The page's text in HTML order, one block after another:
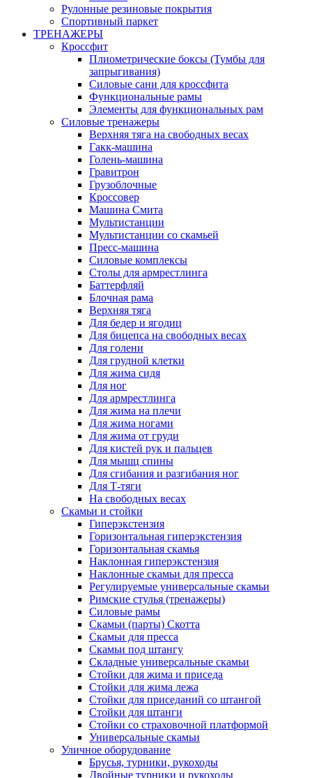
Рулонные резиновые покрытия
Спортивный паркет
ТРЕНАЖЕРЫ
Кроссфит
Плиометрические боксы (Тумбы для
запрыгивания)
Силовые сани для кроссфита
Функциональные рамы
Элементы для функциональных рам
Силовые тренажеры
Верхняя тяга на свободных весах
Гакк-машина
Голень-машина
Гравитрон
Грузоблочные
Кроссовер
Машина Смита
Мультистанции
Мультистанции со скамьей
Пресс-машина
Силовые комплексы
Столы для армрестлинга
Баттерфляй
Блочная рама
Верхняя тяга
Для бедер и ягодиц
Для бицепса на свободных весах
Для голени
Для грудной клетки
Для жима сидя
Для ног
Для армрестлинга
Для жима на плечи
Для жима ногами
Для жима от груди
Для кистей рук и пальцев
Для мышц спины
Для сгибания и разгибания ног
Для Т-тяги
На свободных весах
Скамьи и стойки
Гиперэкстензия
Горизонтальная гиперэкстензия
Горизонтальная скамья
Наклонная гиперэкстензия
Наклонные скамьи для пресса
Регулируемые универсальные скамьи
Римские стулья (тренажеры)
Силовые рамы
Скамьи (парты) Скотта
Скамьи для пресса
Скамьи под штангу
Складные универсальные скамьи
Стойки для жима и приседа
Стойки для жима лежа
Стойки для приседаний со штангой
Стойки для штанги
Стойки со страховочной платформой
Универсальные скамьи
Уличное оборудование
Брусья, турники, рукоходы
Двойные турники и рукоходы